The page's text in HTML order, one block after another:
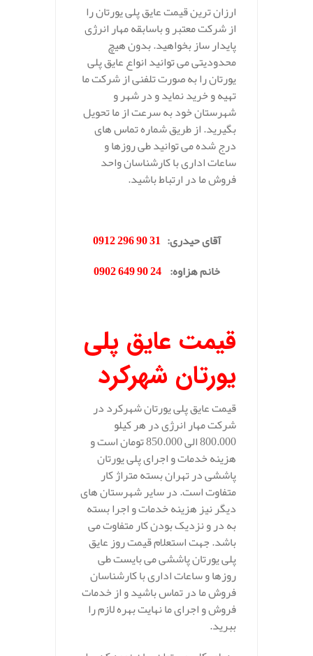
ارزان ترین قیمت عایق پلی یورتان را
از شرکت معتبر و باسابقه مهار انرژی
پایدار ساز بخواهید. بدون هیچ
محدودیتی می توانید انواع عایق پلی
یورتان را به صورت تلفنی از شرکت ما
تهیه و خرید نماید و در شهر و
شهرستان خود به سرعت از ما تحویل
بگیرید. از طریق شماره تماس های
درج شده می توانید طی روزها و
ساعات اداری با کارشناسان واحد
فروش ما در ارتباط باشید.
آقای حیدری:
31 90 296 0912
خانم هزاوه:
24 90 649 0902
قیمت عایق پلی
یورتان شهرکرد
قیمت عایق پلی یورتان شهرکرد در
شرکت مهار انرژی در هر کیلو
800.000 الی 850.000 تومان است و
هزینه خدمات و اجرای پلی یورتان
پاششی در تهران بسته متراژ کار
متفاوت است. در سایر شهرستان های
دیگر نیز هزینه خدمات و اجرا بسته
به در و نزدیک بودن کار متفاوت می
باشد. جهت استعلام قیمت روز عایق
پلی یورتان پاششی می بایست طی
روزها و ساعات اداری با کارشناسان
فروش ما در تماس باشید و از خدمات
فروش و اجرای ما نهایت بهره لازم را
ببرید.